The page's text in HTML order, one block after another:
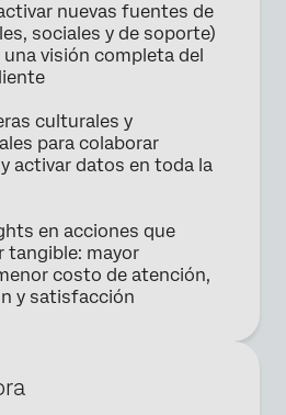
nuevas fuentes de
sociales y de soporte)
visión completa del
culturales y
para colaborar
activar datos en toda la
en acciones que
tangible: mayor
costo de atención,
y satisfacción